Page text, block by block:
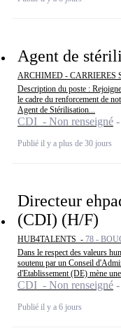
Agent de
ARCHIMED - CARRIERES
Description du poste :
le cadre du renforcement de
Agent de Stérilisation...
CDI - Non renseigné
Publié il y a plus de 30 jours
Directeur
(CDI) (H/F)
HUB4TALENTS - 78 -
Dans le respect des valeurs
soutenu par un Conseil
d'Etablissement (DE) mène
CDI - Non renseigné
Publié il y a 6 jours